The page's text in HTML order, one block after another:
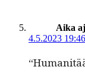
Aika
4.5.2023 19:46